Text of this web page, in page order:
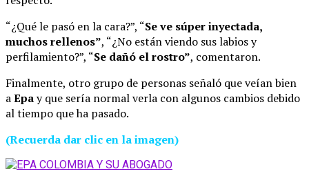
“¿Qué le pasó en la cara?”, “Se ve súper inyectada,
muchos rellenos”, “¿No están viendo sus labios y
perfilamiento?”, “Se dañó el rostro”, comentaron.
Finalmente, otro grupo de personas señaló que veían bien
aEpay que sería normal verla con algunos cambios debido
al tiempo que ha pasado.
(Recuerda dar clic en la imagen)